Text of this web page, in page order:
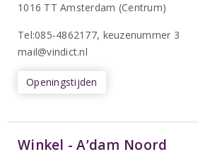
1016 TT Amsterdam (Centrum)
Tel:085-4862177, keuzenummer 3
mail@vindict.nl
Openingstijden
Winkel - A’dam Noord